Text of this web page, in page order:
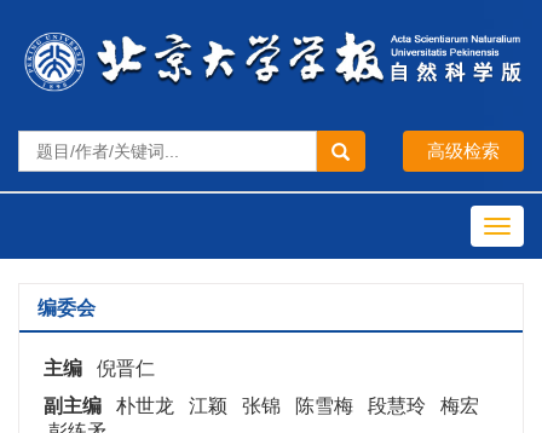
编委会
主编 倪晋仁
副主编
朴世龙 江颖 张锦 陈雪梅 段慧玲 梅宏